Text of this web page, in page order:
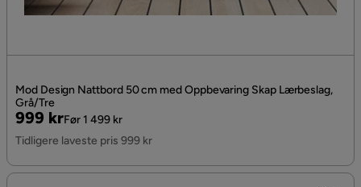
Mod Design Nattbord 50 cm med Oppbevaring Skap Lærbeslag,
Grå/Tre
Pris
999 kr
Original
Pris
Før 1 499 kr
Tidligere laveste pris 999 kr